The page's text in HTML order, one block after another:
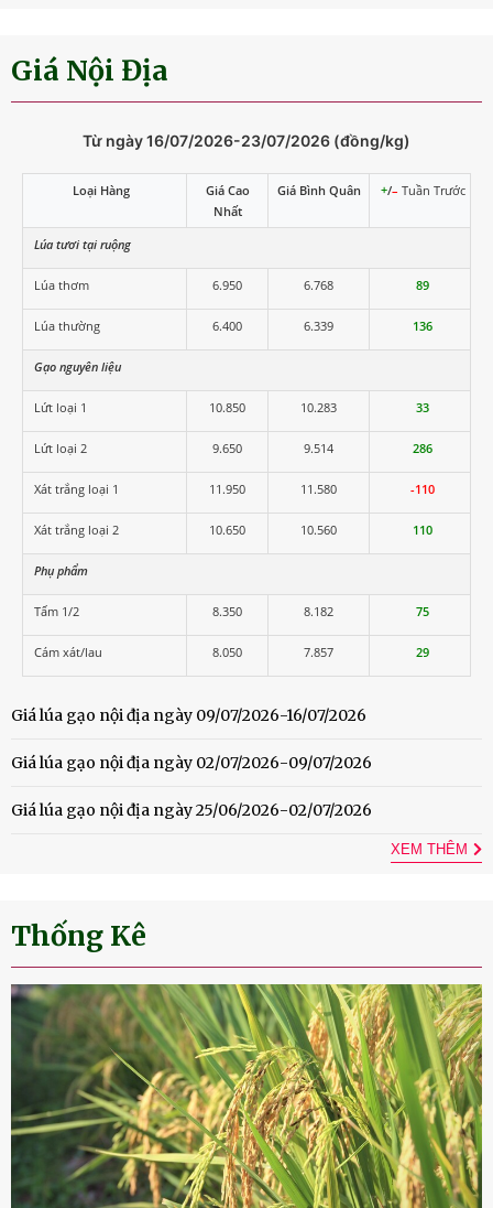
Giá Nội Địa
Từ ngày 16/07/2026-23/07/2026 (đồng/kg)
Loại Hàng
Giá Cao
Nhất
Giá Bình Quân +/– Tuần Trước
Lúa tươi tại ruộng
Lúa thơm 6.950 6.768 89
Lúa thường 6.400 6.339 136
Gạo nguyên liệu
Lứt loại 1 10.850 10.283 33
Lứt loại 2 9.650 9.514 286
Xát trắng loại 1 11.950 11.580 -110
Xát trắng loại 2 10.650 10.560 110
Phụ phẩm
Tấm 1/2 8.350 8.182 75
Cám xát/lau 8.050 7.857 29
Giá lúa gạo nội địa ngày 09/07/2026-16/07/2026
Giá lúa gạo nội địa ngày 02/07/2026-09/07/2026
Giá lúa gạo nội địa ngày 25/06/2026-02/07/2026
XEM THÊM
Thống Kê